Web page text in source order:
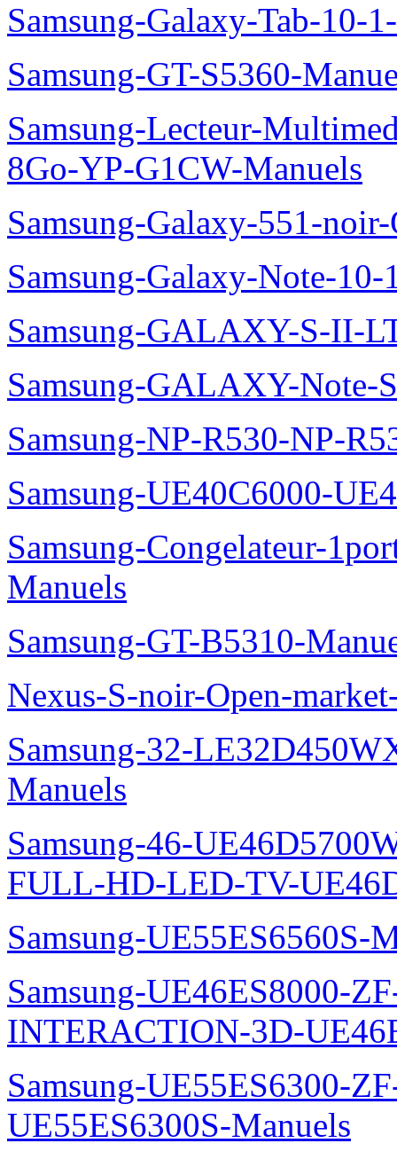
Samsung-Galaxy-Tab-10-
Samsung-GT-S5360-
Samsung-Lecteur-
8Go-YP-G1CW-Manuels
Samsung-Galaxy-551-
Samsung-Galaxy-Note-
Samsung-GALAXY-S-II-
Samsung-GALAXY-Note-
Samsung-NP-R530-NP-
Samsung-UE40C6000-
Samsung-Congelateur-
Manuels
Samsung-GT-B5310-
Nexus-S-noir-Open-
Samsung-32-
Manuels
Samsung-46-
FULL-HD-LED-TV-
Samsung-UE55ES6560S-
Samsung-UE46ES8000-
INTERACTION-3D-
Samsung-UE55ES6300-
UE55ES6300S-Manuels